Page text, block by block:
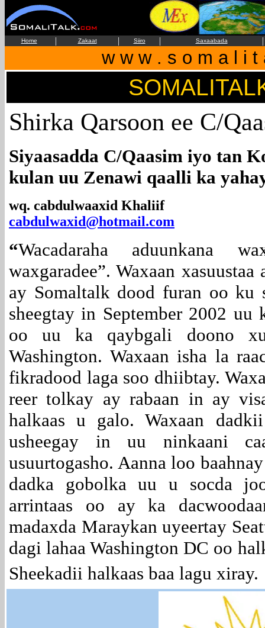
Home | Zakaat | Siiro | Saxaabada |
w w w . s o m a l i
Shirka Qarsoon ee C/
Siyaasadda C/Qaasim iyo tan
kulan uu Zenawi qaalli ka
wq. cabdulwaaxid Khaliif
cabdulwaxid@hotmail.com
“Wacadaraha aduunkana
waxgaradee”. Waxaan
ay Somaltalk dood furan oo ku
sheegtay in September 2002
oo uu ka qaybgali doono
Washington. Waxaan isha la
fikradood laga soo dhiibtay.
reer tolkay ay rabaan in ay
halkaas u galo. Waxaan
usheegay in uu ninkaani
usuurtogasho. Aanna loo
dadka gobolka uu u socda
arrintaas oo ay ka
madaxda Maraykan uyeertay
dagi lahaa Washington DC oo
Sheekadii halkaas baa lagu xiray.